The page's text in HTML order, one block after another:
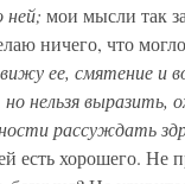
ней; мои мысли так
ничего, что
ее, смятение и
нельзя выразить,
рассуждать
есть хорошего. Не